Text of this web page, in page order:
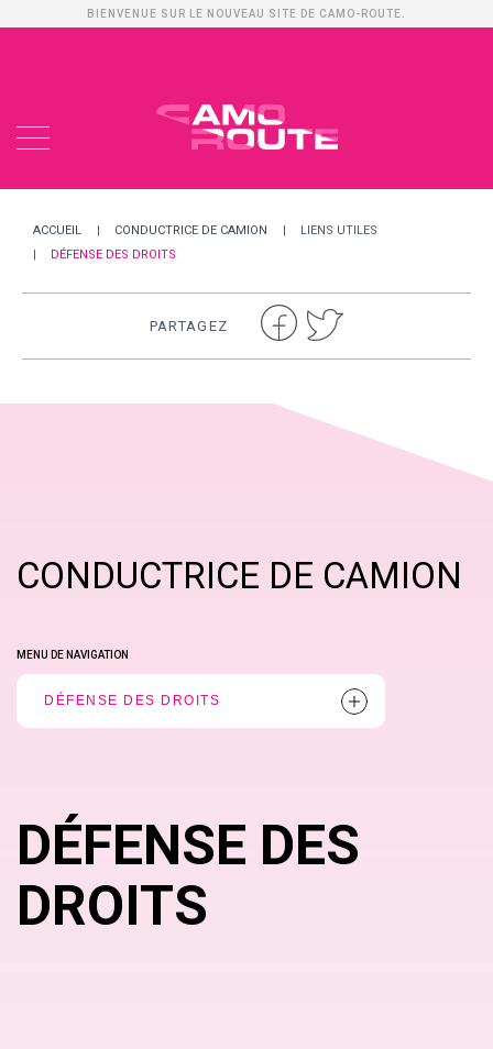
BIENVENUE SUR LE NOUVEAU SITE DE CAMO-ROUTE.
ACCUEIL CONDUCTRICE DE CAMION
LIENS UTILES
DÉFENSE DES DROITS
PARTAGEZ
CONDUCTRICE DE CAMION
MENU DE NAVIGATION
DÉFENSE DES DROITS
DÉFENSE DES
DROITS